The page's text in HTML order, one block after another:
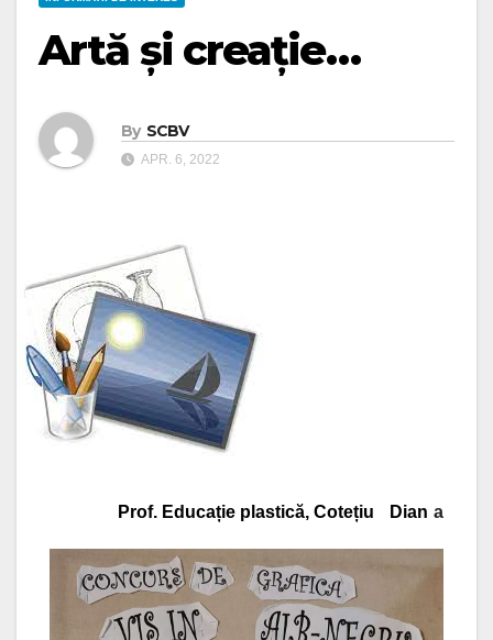
Artă și creație…
By SCBV
APR. 6, 2022
Prof. Educație plastică, Cotețiu Dian a